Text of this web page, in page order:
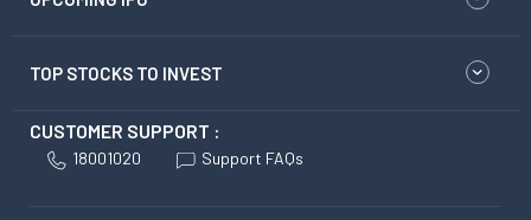
TOP STOCKS TO INVEST
CUSTOMER SUPPORT :
18001020 Support FAQs